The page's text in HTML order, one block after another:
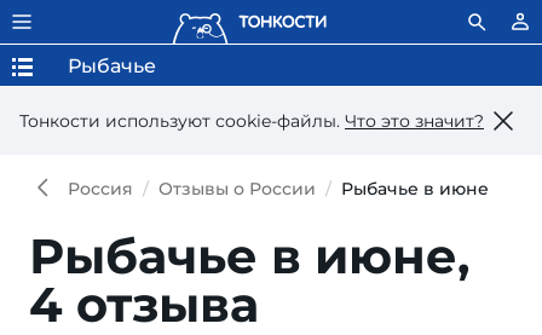
Тонкости используют сookie-файлы. Что это значит?
Рыбачье
Россия Отзывы о России Рыбачье в июне
Рыбачье в июне,
4 отзыва